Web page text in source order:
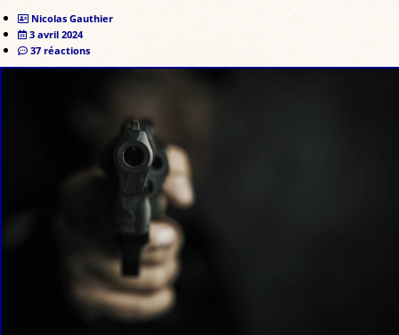
Nicolas Gauthier
3 avril 2024
37 réactions